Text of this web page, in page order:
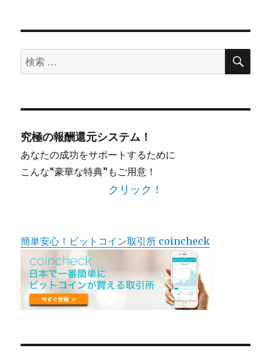
検
索
象:
検
究極の報酬還元システム！
あなたの成功をサポートするために
こんな“豪華な特典”もご用意！
クリック！
簡単安心！ビットコイン取引所 coincheck